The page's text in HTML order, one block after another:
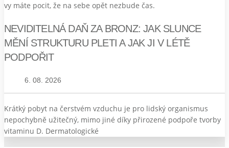
vy máte pocit, že na sebe opět nezbude čas.
NEVIDITELNÁ DAŇ ZA BRONZ: JAK SLUNCE
MĚNÍ STRUKTURU PLETI A JAK JI V LÉTĚ
PODPOŘIT
6. 08. 2026
Krátký pobyt na čerstvém vzduchu je pro lidský organismus
nepochybně užitečný, mimo jiné díky přirozené podpoře tvorby
vitaminu D. Dermatologické